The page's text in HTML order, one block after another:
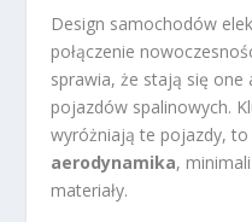
Design samochodów
połączenie
sprawia, że stają się
pojazdów spalinowych.
wyróżniają te pojazdy,
aerodynamika,
materiały.